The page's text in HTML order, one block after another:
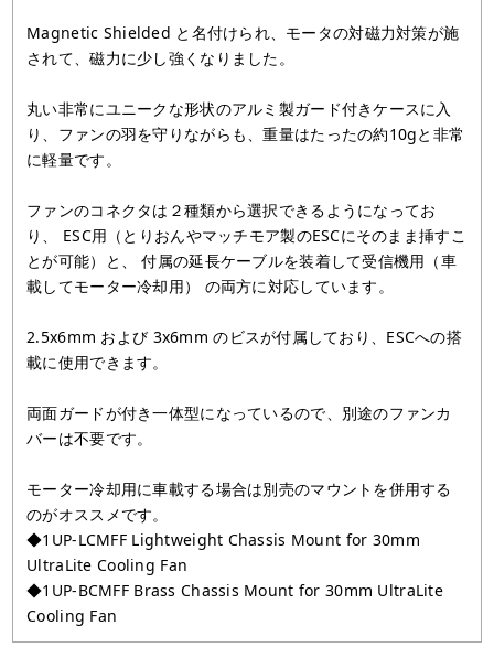
Magnetic Shielded と名付けられ、モータの対磁力対策が施
されて、磁力に少し強くなりました。
丸い非常にユニークな形状のアルミ製ガード付きケースに入
り、ファンの羽を守りながらも、重量はたったの約10gと非常
に軽量です。
ファンのコネクタは２種類から選択できるようになってお
り、 ESC用（とりおんやマッチモア製のESCにそのまま挿すこ
とが可能）と、 付属の延長ケーブルを装着して受信機用（車
載してモーター冷却用） の両方に対応しています。
2.5x6mm および 3x6mm のビスが付属しており、ESCへの搭
載に使用できます。
両面ガードが付き一体型になっているので、別途のファンカ
バーは不要です。
モーター冷却用に車載する場合は別売のマウントを併用する
のがオススメです。
◆1UP-LCMFF Lightweight Chassis Mount for 30mm
UltraLite Cooling Fan
◆1UP-BCMFF Brass Chassis Mount for 30mm UltraLite
Cooling Fan